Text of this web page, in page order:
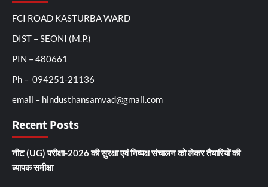
FCI ROAD KASTURBA WARD
DIST – SEONI (M.P.)
PIN – 480661
Ph – 094251-21136
email – hindusthansamvad@gmail.com
Recent Posts
नीट (UG) परीक्षा-2026 की सुरक्षा एवं निष्पक्ष संचालन को लेकर तैयारियों की
व्यापक समीक्षा